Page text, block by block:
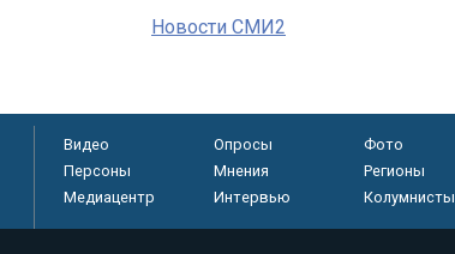
Новости СМИ2
Видео Опросы
Фото
Персоны
Мнения
Регионы
Медиацентр
Интервью Колумнисты